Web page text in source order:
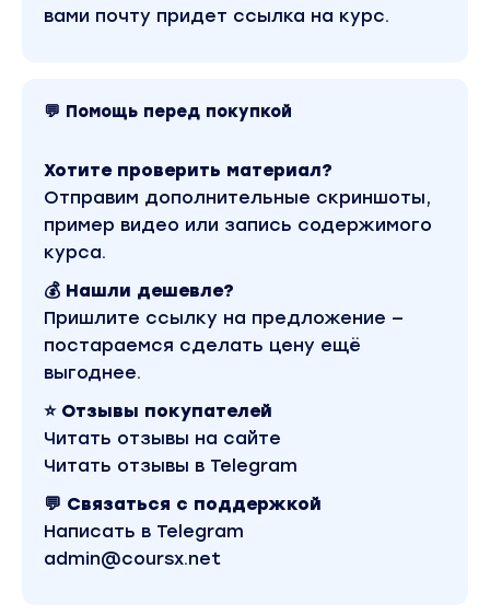
• Создание крео
• Запуск и тест оффера
• Масштабирование рекламной кампании
• Оптимизация кампани
• Фриз/баны (разбор)
2. Проверка рекламных компаний и разбор
ошибок | Google KMC / Discovery (1.5 часа)
часа)
• Работа с аккаунтами
— Подготовка аккаунта к запуску
— Агентские аккаунты (схема работы +
вами почту придет ссылка на курс.
💬 Помощь перед покупкой
Хотите проверить материал?
Отправим дополнительные скриншоты,
пример видео или запись содержимого
курса.
💰 Нашли дешевле?
Пришлите ссылку на предложение —
постараемся сделать цену ещё
выгоднее.
⭐ Отзывы покупателей
Читать отзывы на сайте
Читать отзывы в Telegram
💬 Связаться с поддержкой
Написать в Telegram
admin@coursx.net